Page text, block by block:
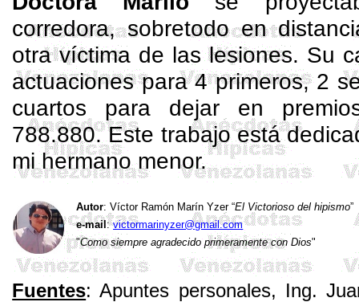
corredora, sobretodo en
otra víctima de las lesiones. Su
actuaciones para 4 primeros, 2
cuartos para dejar en
788.880. Este trabajo está
mi hermano menor.
Autor: Víctor Ramón MarínYzer“El Victorioso del hipismo”
e-mail :victormarinyzer@gmail.com
"Como siempre agradecido primeramente con Dios"
Fuentes: Apuntes personales, Ing.